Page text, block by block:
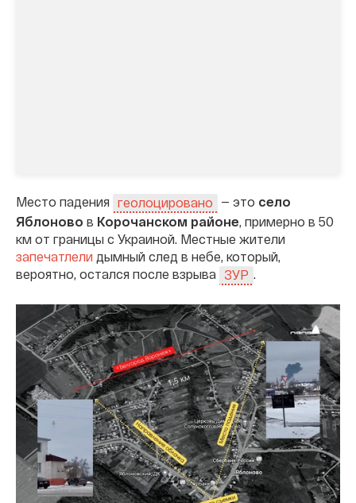
Место падения геолоцировано — это село
Яблоново в Корочанском районе, примерно в 50
км от границы с Украиной. Местные жители
запечатлели дымный след в небе, который,
вероятно, остался после взрыва
ЗУР .